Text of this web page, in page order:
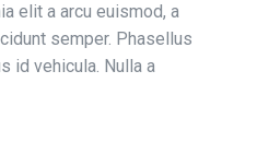
elit a arcu euismod, a
semper. Phasellus
id vehicula. Nulla a